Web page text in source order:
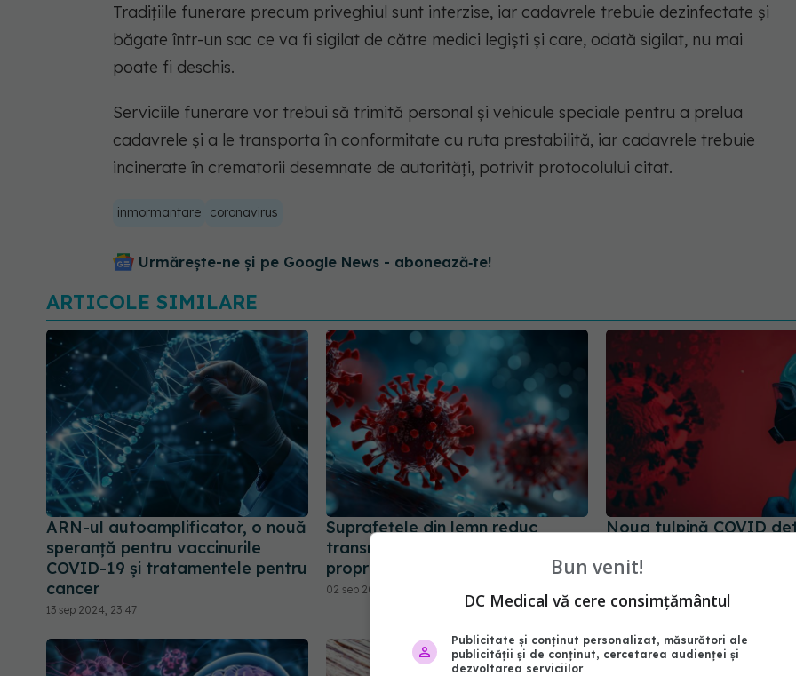
Tradiţiile funerare precum priveghiul sunt interzise, iar cadavrele trebuie dezinfectate şi
băgate într-un sac ce va fi sigilat de către medici legişti şi care, odată sigilat, nu mai
poate fi deschis.
Serviciile funerare vor trebui să trimită personal şi vehicule speciale pentru a prelua
cadavrele şi a le transporta în conformitate cu ruta prestabilită, iar cadavrele trebuie
incinerate în crematorii desemnate de autorităţi, potrivit protocolului citat.
inmormantare coronavirus
Urmărește-ne și pe Google News - abonează‑te!
ARTICOLE SIMILARE
ARN-ul autoamplificator, o nouă
speranță pentru vaccinurile
COVID-19 și tratamentele pentru
cancer
13 sep 2024, 23:47
Suprafețele din lemn reduc
transmiterea COVID. Au
proprietăți antivirale naturale
02 sep 2024, 14:49
Noua tulpină COVID
recomandă vaccinarea și
06 iun 2025, 16:44
Bun venit!
DC Medical vă cere consimțământul
Publicitate și conținut personalizat, măsurători ale
publicității și de conținut, cercetarea audienței și
dezvoltarea serviciilor